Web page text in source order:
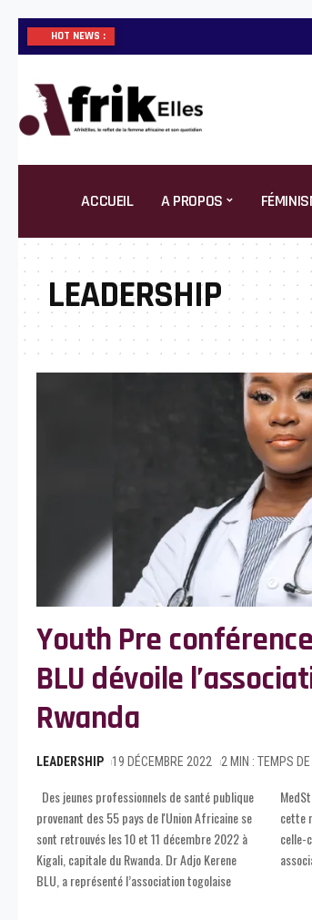
HOT NEWS :
ACCUEIL A PROPOS
LEADERSHIP
Youth Pre
BLU dévoile
Rwanda
LEADERSHIP 19 DÉCEMBRE 2022 2 MIN : TEMPS DE
Des jeunes professionnels de santé publique
provenant des 55 pays de l'Union Africaine se
sont retrouvés les 10 et 11 décembre 2022 à
Kigali, capitale du Rwanda. Dr Adjo Kerene
BLU, a représenté l’association togolaise
MedStudents Leaders Association (MLA) à
cette rencontre continentale. L’occasion pour
celle-ci de faire connaître les activités de son